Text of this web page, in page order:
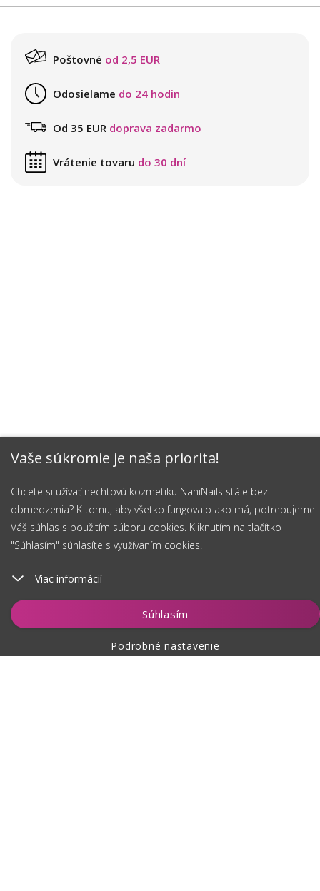
Vaše súkromie je naša priorita!
Chcete si užívať nechtovú kozmetiku NaniNails stále bez
obmedzenia? K tomu, aby všetko fungovalo ako má, potrebujeme
Váš súhlas s použitím súboru cookies. Kliknutím na tlačítko
"Súhlasím" súhlasíte s využívaním cookies.
Viac informácií
Súhlasím
Podrobné nastavenie
Vložiť do košíka
Poštovné od 2,5 EUR
Odosielame do 24 hodin
Od 35 EUR doprava zadarmo
Vrátenie tovaru do 30 dní